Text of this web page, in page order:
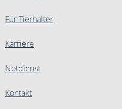
Für Tierhalter
Karriere
Notdienst
Kontakt